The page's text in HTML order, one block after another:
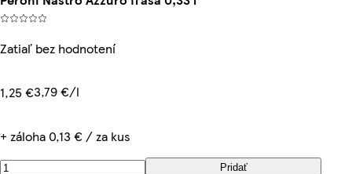
Zatiaľ bez hodnotení
1,25 €3,79 €/l
+ záloha 0,13 € / za kus
Pridať